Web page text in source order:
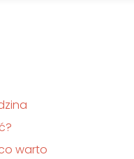
warto